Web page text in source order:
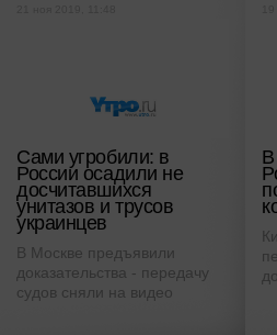
Сами угробили: в
России осадили не
досчитавшихся
унитазов и трусов
украинцев
В Москве предъявили
доказательства - передачу
судов сняли на видео
В